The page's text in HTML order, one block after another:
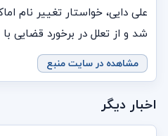
علی دایی، خواستار تغییر نام
شد و از تعلل در برخورد قضایی با
مشاهده در سایت منبع
اخبار دیگر